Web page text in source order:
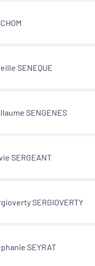
SENEQUE
SENGENES
SERGEANT
SERGIOVERTY
SEYRAT